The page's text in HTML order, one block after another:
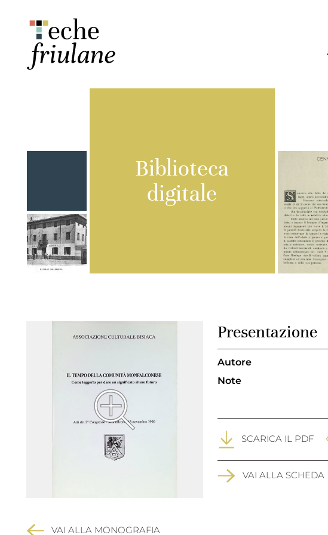
Biblioteca
digitale
VAI ALLA MONOGRAFIA
Presentazione
Autore
Note
SCARICA IL PDF
VAI ALLA SCHEDA